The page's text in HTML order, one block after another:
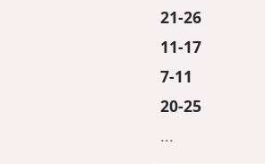
21-26
11-17
7-11
20-25
...